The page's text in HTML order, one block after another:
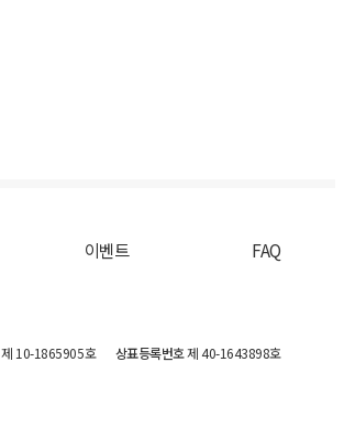
이벤트 FAQ
제 10-1865905호 상표등록번호제 40-1643898호